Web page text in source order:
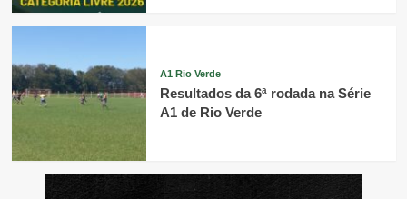
A1 Rio Verde
Resultados da 6ª rodada na Série
A1 de Rio Verde